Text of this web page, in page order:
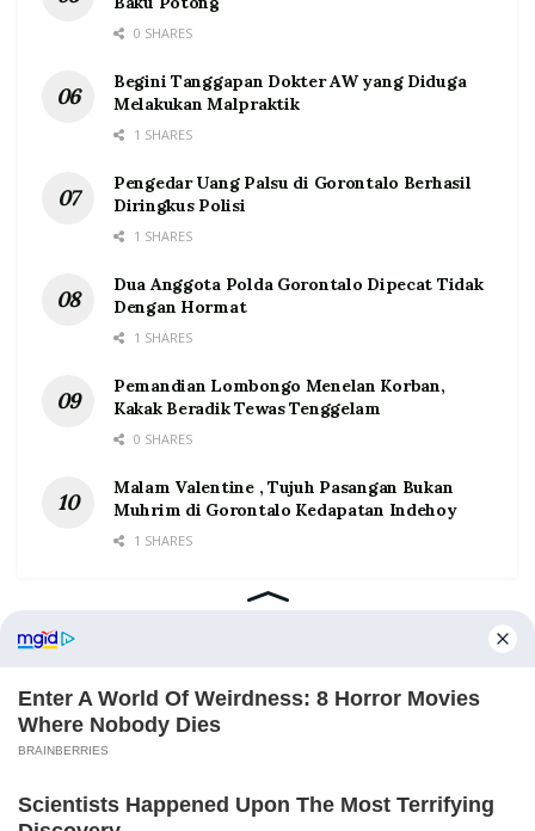
0 SHARES
Begini Tanggapan Dokter AW yang Diduga
Melakukan Malpraktik
1 SHARES
Pengedar Uang Palsu di Gorontalo Berhasil
Diringkus Polisi
1 SHARES
Dua Anggota Polda Gorontalo Dipecat Tidak
Dengan Hormat
1 SHARES
Pemandian Lombongo Menelan Korban,
Kakak Beradik Tewas Tenggelam
0 SHARES
Malam Valentine , Tujuh Pasangan Bukan
Muhrim di Gorontalo Kedapatan Indehoy
1 SHARES
Home Tentang Kontak Redaksi Pedoman Media Siber